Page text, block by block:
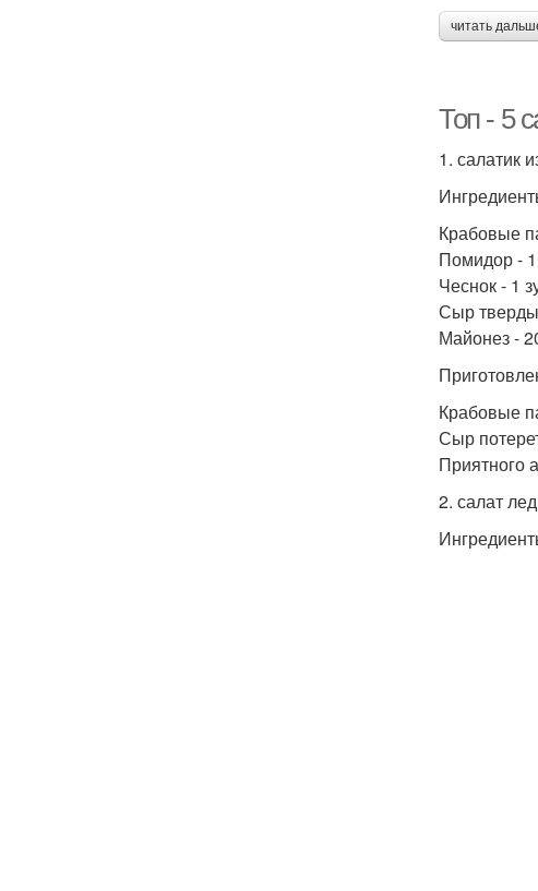
читать
Топ - 5
1. салатик
Крабовые
Помидор -
Чеснок - 1
Сыр
Майонез -
Крабовые
Сыр
Приятного
2. салат